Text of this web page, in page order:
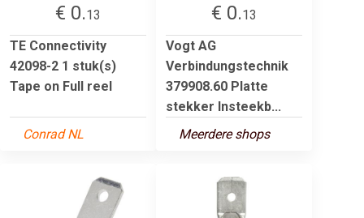
€ 0.13
TE Connectivity
42098-2 1 stuk(s)
Tape on Full reel
Conrad NL
€ 0.13
Vogt AG
Verbindungstechnik
379908.60 Platte
stekker Insteekb...
Meerdere shops